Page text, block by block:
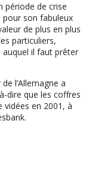
période de crise
pour son fabuleux
de plus en plus
particuliers,
il faut prêter
l’Allemagne a
dire que les coffres
vidées en 2001, à